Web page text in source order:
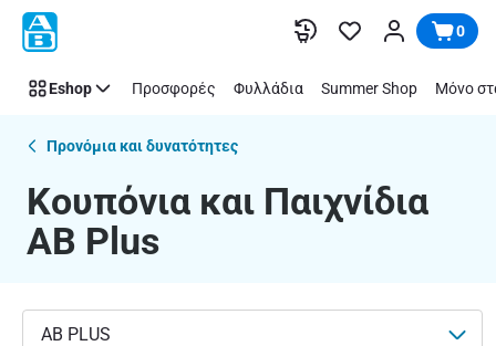
Παράλειψη
Κουπόνια
0
Eshop Προσφορές Φυλλάδια Summer Shop Μόνο
Προνόμια και δυνατότητες
Κουπόνια και Παιχνίδια
ΑΒ Plus
AB PLUS